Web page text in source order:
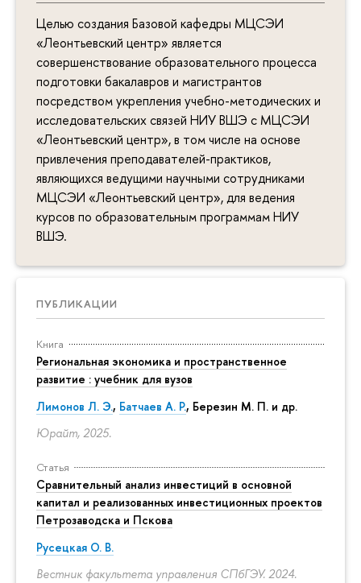
Целью создания Базовой кафедры МЦСЭИ
«Леонтьевский центр» является
совершенствование образовательного процесса
подготовки бакалавров и магистрантов
посредством укрепления учебно-методических и
исследовательских связей НИУ ВШЭ с МЦСЭИ
«Леонтьевский центр», в том числе на основе
привлечения преподавателей-практиков,
являющихся ведущими научными сотрудниками
МЦСЭИ «Леонтьевский центр», для ведения
курсов по образовательным программам НИУ
ВШЭ.
ПУБЛИКАЦИИ
Книга
Региональная экономика и пространственное
развитие : учебник для вузов
Лимонов Л. Э., Батчаев А. Р., Березин М. П. и др.
Юрайт, 2025.
Статья
Сравнительный анализ инвестиций в основной
капитал и реализованных инвестиционных проектов
Петрозаводска и Пскова
Русецкая О. В.
Вестник факультета управления СПбГЭУ. 2024.